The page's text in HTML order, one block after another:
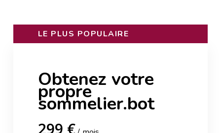
Obtenez votre
propre
sommelier.bot
LE PLUS POPULAIRE
299 €